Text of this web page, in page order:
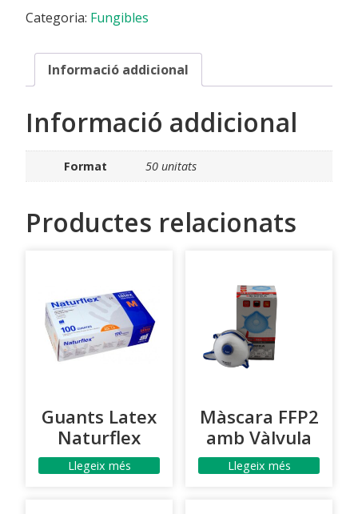
Categoria: Fungibles
Informació addicional
Informació addicional
Format 50 unitats
Productes relacionats
Guants Latex
Naturflex
Llegeix més
Màscara FFP2
amb Vàlvula
Llegeix més